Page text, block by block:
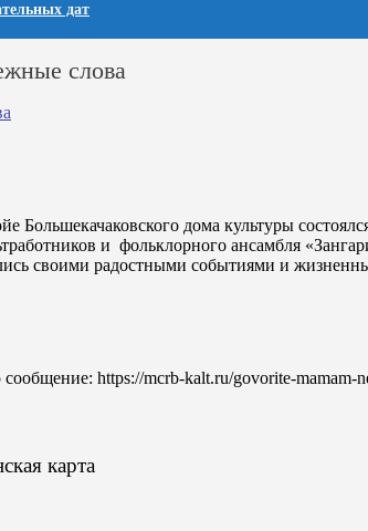
дат
слова
Большекачаковского дома культуры
и фольклорного ансамбля
своими радостными событиями и
сообщение: https://mcrb-kalt.ru/govorite-mamam-
карта